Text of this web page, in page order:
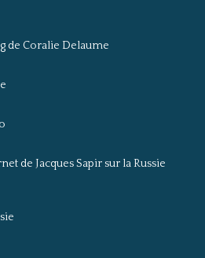
de Coralie Delaume
de Jacques Sapir sur la Russie